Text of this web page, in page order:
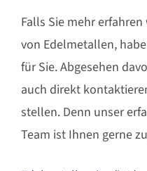
Falls Sie mehr
von Edelmetallen,
für Sie. Abgesehen
auch direkt
stellen. Denn unser
Team ist Ihnen gerne